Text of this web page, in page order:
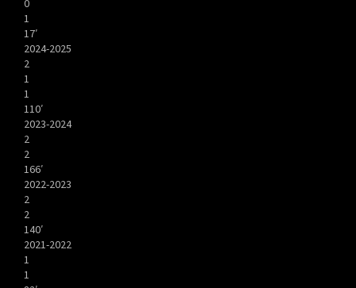
1
17′
2024-2025
2
1
1
110′
2023-2024
2
2
166′
2022-2023
2
2
140′
2021-2022
1
1